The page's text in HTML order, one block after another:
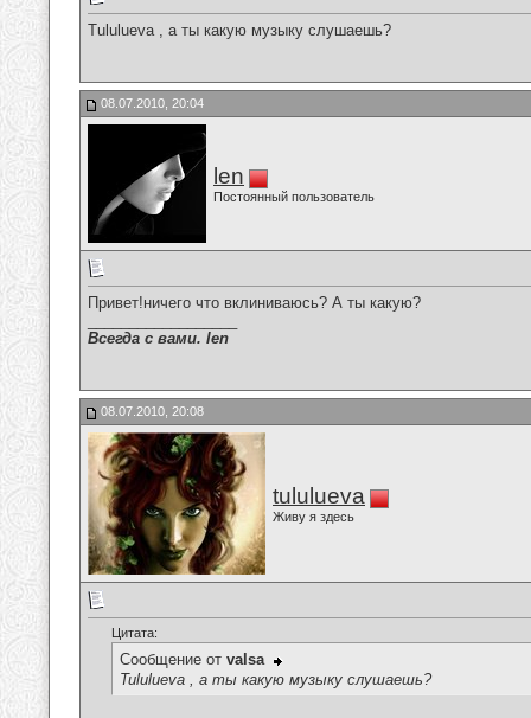
Tululueva , а ты какую музыку слушаешь?
08.07.2010, 20:04
len
Постоянный пользователь
Привет!ничего что вклиниваюсь? А ты какую?
Всегда с вами. len
08.07.2010, 20:08
tululueva
Живу я здесь
Цитата:
Сообщение от valsa
Tululueva , а ты какую музыку слушаешь?